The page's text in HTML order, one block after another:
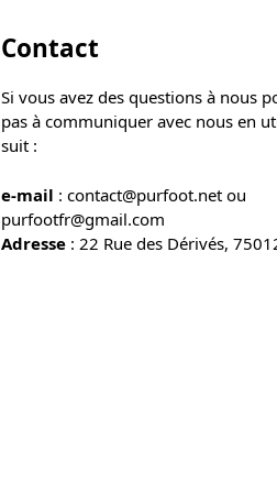
Contact
Si vous avez des questions à nous
pas à communiquer avec nous en
suit :
e-mail : contact@purfoot.net ou
purfootfr@gmail.com
Adresse : 22 Rue des Dérivés,